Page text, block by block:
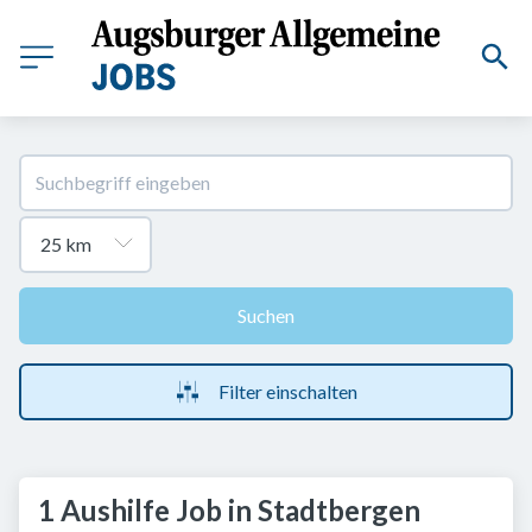
Suchen
Filter einschalten
1 Aushilfe Job in Stadtbergen